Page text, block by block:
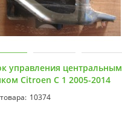
управления центральным
Citroen C 1 2005-2014
10374